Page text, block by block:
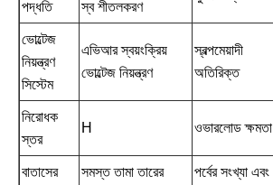
পদ্ধতি স্ব শীতলকরণ
ভোল্টেজ
নিয়ন্ত্রণ
সিস্টেম
এভিআর স্বয়ংক্রিয়
ভোল্টেজ নিয়ন্ত্রণ
স্বল্পমেয়াদী
অতিরিক্ত
নিরোধক
স্তর
H ওভারলোড ক্ষমতা
বাতাসের
সমস্ত তামা তারের
পর্বের সংখ্যা এবং